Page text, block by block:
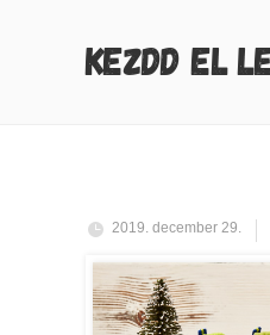
KEZDD EL
2019. december 29.